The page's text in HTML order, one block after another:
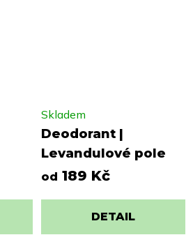
Deodorant |
Levandulové pole
Skladem
od 189 Kč
DETAIL